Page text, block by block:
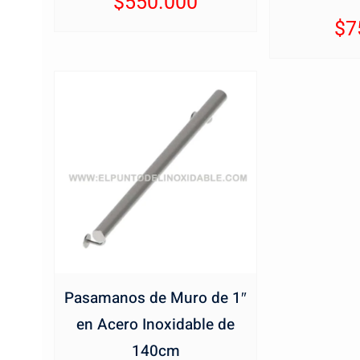
$
Pasamanos de Muro de 1″
en Acero Inoxidable de
140cm